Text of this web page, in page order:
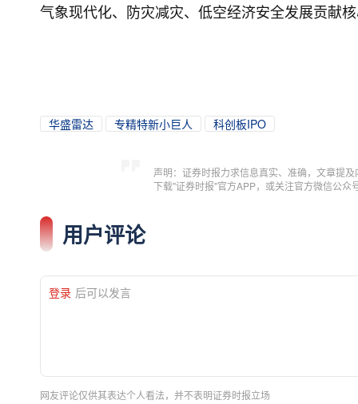
气象现代化、防灾减灾、低空经济安全发展贡献
华盛雷达 专精特新小巨人 科创板IPO
声明：证券时报力求信息真实、准确，文章提
下载"证券时报"官方APP，或关注官方微信公
用户评论
登录 后可以发言
网友评论仅供其表达个人看法，并不表明证券时报立场